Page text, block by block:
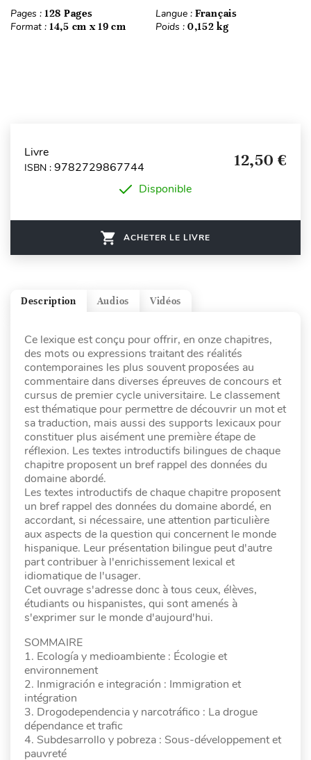
Pages : 128 Pages Langue : Français
Format : 14,5 cm x 19 cm Poids : 0,152 kg
Livre
ISBN : 9782729867744 12,50 €
Disponible
ACHETER LE LIVRE
Vidéos
Audios
Description
Ce lexique est conçu pour offrir, en onze chapitres,
des mots ou expressions traitant des réalités
contemporaines les plus souvent proposées au
commentaire dans diverses épreuves de concours et
cursus de premier cycle universitaire. Le classement
est thématique pour permettre de découvrir un mot et
sa traduction, mais aussi des supports lexicaux pour
constituer plus aisément une première étape de
réflexion. Les textes introductifs bilingues de chaque
chapitre proposent un bref rappel des données du
domaine abordé.
Les textes introductifs de chaque chapitre proposent
un bref rappel des données du domaine abordé, en
accordant, si nécessaire, une attention particulière
aux aspects de la question qui concernent le monde
hispanique. Leur présentation bilingue peut d'autre
part contribuer à l'enrichissement lexical et
idiomatique de l'usager.
Cet ouvrage s'adresse donc à tous ceux, élèves,
étudiants ou hispanistes, qui sont amenés à
s'exprimer sur le monde d'aujourd'hui.
SOMMAIRE
1. Ecología y medioambiente : Écologie et
environnement
2. Inmigración e integración : Immigration et
intégration
3. Drogodependencia y narcotráfico : La drogue
dépendance et trafic
4. Subdesarrollo y pobreza : Sous-développement et
pauvreté